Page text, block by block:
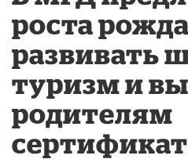
роста
развивать
туризм и
родителям